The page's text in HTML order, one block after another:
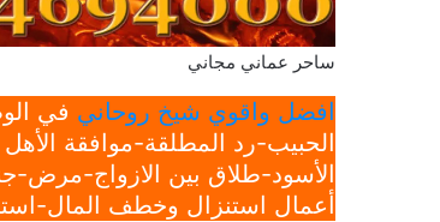
ساحر عماني مجاني
افضل واقوي شيخ روحاني في
الحبيب-رد المطلقة-موافقة
الأسود-طلاق بين الازواج-مرض-
أعمال استنزال وخطف المال-